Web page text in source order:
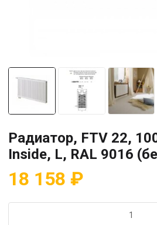
Радиатор, FTV 22,
Inside, L, RAL 9016
18 158 ₽